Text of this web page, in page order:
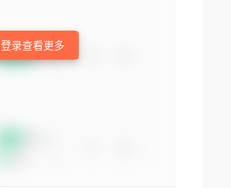
登录查看更多